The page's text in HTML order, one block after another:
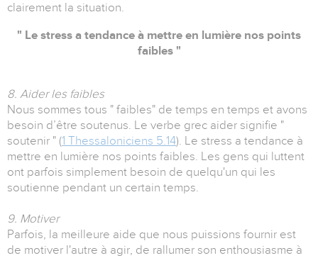
clairement la situation.
" Le stress a tendance à mettre en lumière nos points
faibles "
8. Aider les faibles
Nous sommes tous " faibles" de temps en temps et avons
besoin d’être soutenus. Le verbe grec aider signifie "
soutenir " (1 Thessaloniciens 5.14). Le stress a tendance à
mettre en lumière nos points faibles. Les gens qui luttent
ont parfois simplement besoin de quelqu'un qui les
soutienne pendant un certain temps.
9. Motiver
Parfois, la meilleure aide que nous puissions fournir est
de motiver l'autre à agir, de rallumer son enthousiasme à